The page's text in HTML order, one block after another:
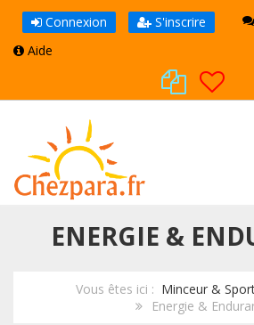
Connexion S'inscrire
Aide
ENERGIE &
Vous êtes ici : Minceur &
Energie &